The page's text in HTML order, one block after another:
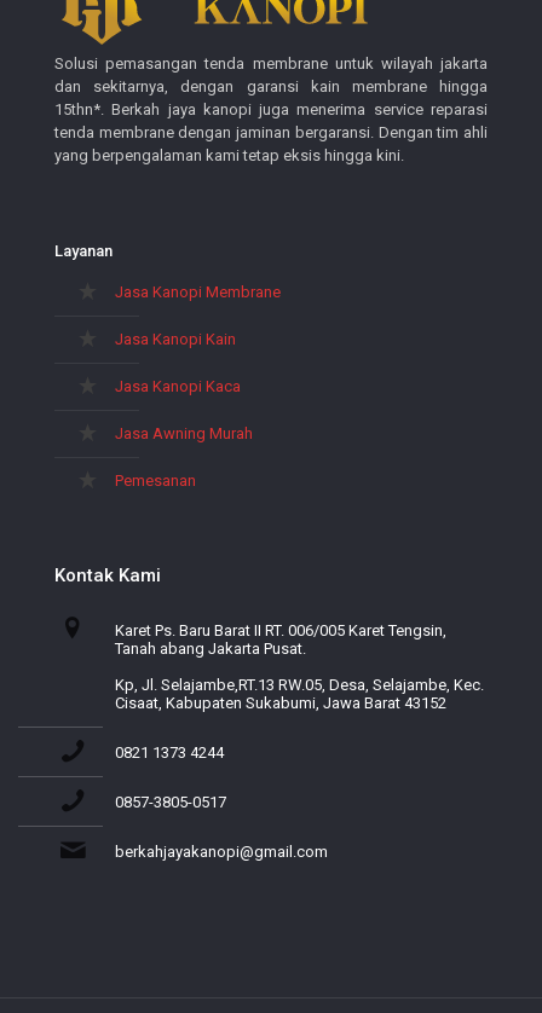
Solusi pemasangan tenda membrane untuk wilayah jakarta
dan sekitarnya, dengan garansi kain membrane hingga
15thn*. Berkah jaya kanopi juga menerima service reparasi
tenda membrane dengan jaminan bergaransi. Dengan tim ahli
yang berpengalaman kami tetap eksis hingga kini.
Layanan
Jasa Kanopi Membrane
Jasa Kanopi Kain
Jasa Kanopi Kaca
Jasa Awning Murah
Pemesanan
Kontak Kami
Karet Ps. Baru Barat II RT. 006/005 Karet Tengsin,
Tanah abang Jakarta Pusat.
Kp, Jl. Selajambe,RT.13 RW.05, Desa, Selajambe, Kec.
Cisaat, Kabupaten Sukabumi, Jawa Barat 43152
0821 1373 4244
0857-3805-0517
berkahjayakanopi@gmail.com